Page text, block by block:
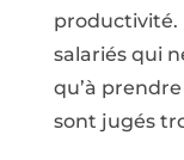
productivité.
salariés qui
qu’à
sont jugés